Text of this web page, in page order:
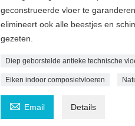
geconstrueerde vloer te
elimineert ook alle beestjes en
gezeten.
Diep geborstelde antieke technische
Eiken indoor composietvloeren
 Email Details